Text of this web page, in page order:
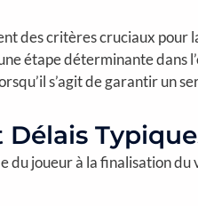
des critères cruciaux pour
étape déterminante dans
s’agit de garantir un
Délais
du joueur à la finalisation